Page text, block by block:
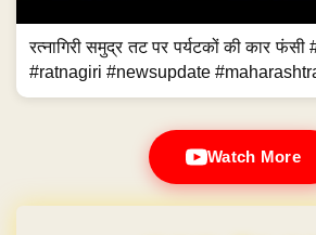
रत्नागिरी समुद्र तट पर पर्यटकों की कार
#ratnagiri #newsupdate
Watch More